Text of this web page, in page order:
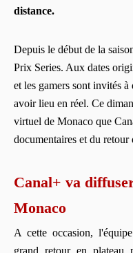
distance.
Depuis le début de la
Prix Series. Aux dates
et les gamers sont invités
avoir lieu en réel. Ce
virtuel de Monaco que
documentaires et du retour
Canal+ va
Monaco
A cette occasion,
grand retour en plateau